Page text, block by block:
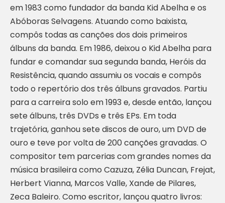
em 1983 como fundador da banda Kid Abelha e os
Abóboras Selvagens. Atuando como baixista,
compôs todas as canções dos dois primeiros
álbuns da banda. Em 1986, deixou o Kid Abelha para
fundar e comandar sua segunda banda, Heróis da
Resistência, quando assumiu os vocais e compôs
todo o repertório dos três álbuns gravados. Partiu
para a carreira solo em 1993 e, desde então, lançou
sete álbuns, três DVDs e três EPs. Em toda
trajetória, ganhou sete discos de ouro, um DVD de
ouro e teve por volta de 200 canções gravadas. O
compositor tem parcerias com grandes nomes da
música brasileira como Cazuza, Zélia Duncan, Frejat,
Herbert Vianna, Marcos Valle, Xande de Pilares,
Zeca Baleiro. Como escritor, lançou quatro livros: